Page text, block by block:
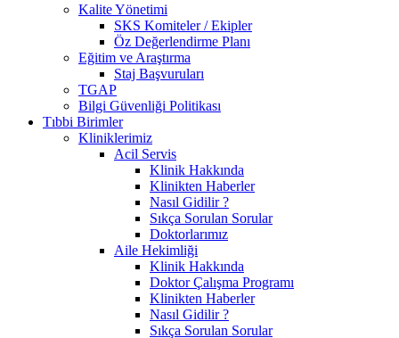
Kalite Yönetimi
SKS Komiteler / Ekipler
Öz Değerlendirme Planı
Eğitim ve Araştırma
Staj Başvuruları
TGAP
Bilgi Güvenliği Politikası
Tıbbi Birimler
Kliniklerimiz
Acil Servis
Klinik Hakkında
Klinikten Haberler
Nasıl Gidilir ?
Sıkça Sorulan Sorular
Doktorlarımız
Aile Hekimliği
Klinik Hakkında
Doktor Çalışma Programı
Klinikten Haberler
Nasıl Gidilir ?
Sıkça Sorulan Sorular